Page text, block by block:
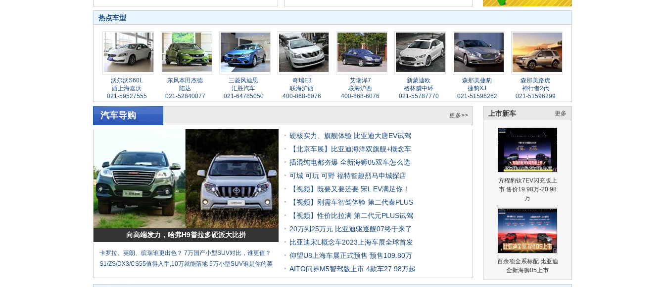
热点车型
沃尔沃S60L
西上海嘉沃
021-59527555
东风本田杰德
陆达
021-52840077
三菱风迪思
汇胜汽车
021-64785050
奇瑞E3
联海沪西
400-868-6076
艾瑞泽7
联海沪西
400-868-6076
新蒙迪欧
格林威中环
021-55787770
森那美捷豹
捷豹XJ
021-51596262
森那美路虎
神行者2代
021-51596299
汽车导购 更多>>
向高端发力，哈弗H9普拉多硬派大比拼
卡罗拉、英朗、缤瑞谁更出色？ 7万国产小型SUV对比，谁更值？
S1/ZS/DX3/CS55值得入手,10万就能落地 5万小型SUV谁是你的菜
硬核实力、旗舰体验 比亚迪大唐EV试驾
【北京车展】比亚迪海洋双旗舰+概念车
插混纯电都夯爆 全新海狮05双车怎么选
可城 可玩 可野 福特智趣烈马申城探店
【视频】既要又要还要 宋L EV满足你！
【视频】刚需车智驾体验 第二代秦PLUS
【视频】性价比拉满 第二代元PLUS试驾
20万到25万元 比亚迪驱逐舰07终于来了
比亚迪宋L概念车2023上海车展全球首发
仰望U8上海车展正式预售 预售109.80万
AITO问界M5智驾版上市 4款车27.98万起
上市新车 更多
方程豹钛7EV闪充版上
市 售价19.98万-20.98
万
百余项全系标配 比亚迪
全新海狮05上市